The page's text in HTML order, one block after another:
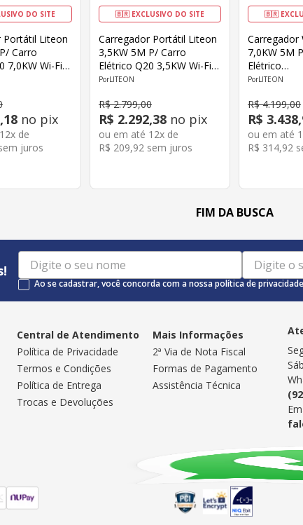
DO SITE
Portátil Liteon
Carro
7,0KW Wi-Fi
,18 no pix
12x de
juros
🇧🇷 EXCLUSIVO DO SITE
Carregador Portátil Liteon
3,5KW 5M P/ Carro
Elétrico Q20 3,5KW Wi-Fi
app Tuya Smartlife
LITEON
R$ 2.799,00
R$ 2.292,38 no pix
ou em até 12x de
R$ 209,92 sem juros
🇧🇷
Carregador
7,0KW 5M
Elétrico
LITEON
R$ 4.199,00
R$ 3.438,
ou em até
R$ 314,92
Ao se cadastrar, você concorda com a nossa política de
Central de Atendimento
Política de Privacidade
Termos e Condições
Política de Entrega
Trocas e Devoluções
Mais Informações
2ª Via de Nota Fiscal
Formas de Pagamento
Assistência Técnica
Selos de Segurança